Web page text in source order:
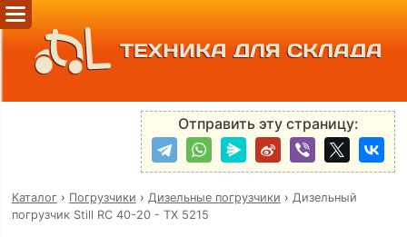
ТЕХНИКА ДЛЯ СКЛАДА
Отправить эту страницу:
Каталог› Погрузчики › Дизельные погрузчики › Дизельный
погрузчик Still RC 40-20 - TX 5215